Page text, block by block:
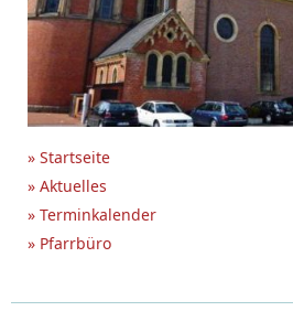
» Startseite
» Aktuelles
» Terminkalender
» Pfarrbüro